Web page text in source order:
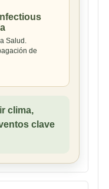
Salud.
de
clima,
clave